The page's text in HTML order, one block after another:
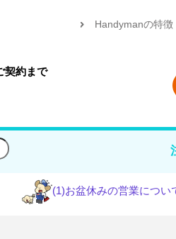
契約まで
Handymanの特徴
(1)お盆休みの営業について(2)エア